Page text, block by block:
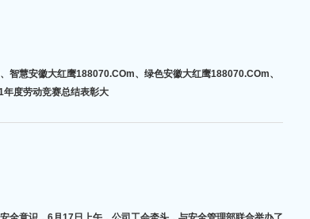
慧安徽大红鹰188070.COm、绿色安徽大红鹰188070.COm、
度劳动竞赛总结表彰大